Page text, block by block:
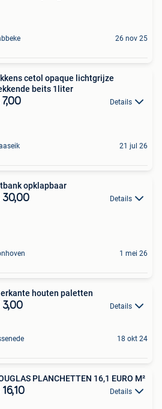
26 nov 25
cetol opaque lichtgrijze
beits 1liter
Details
21 jul 26
opklapbaar
30,00 Details
1 mei 26
houten paletten
3,00 Details
18 okt 24
DOUGLAS PLANCHETTEN 16,1 EURO M²
Details